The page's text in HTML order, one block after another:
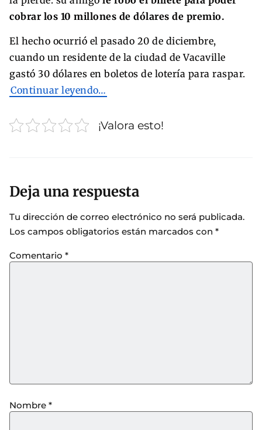
cobrar los 10 millones de dólares de premio.
El hecho ocurrió el pasado 20 de diciembre,
cuando un residente de la ciudad de Vacaville
gastó 30 dólares en boletos de lotería para raspar.
Continuar leyendo…
¡Valora esto!
Deja una respuesta
Tu dirección de correo electrónico no será publicada.
Los campos obligatorios están marcados con *
Comentario *
Nombre *